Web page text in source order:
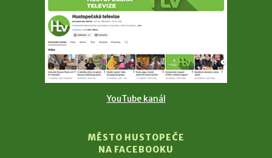
YouTube kanál
MĚSTO HUSTOPEČE
NA FACEBOOKU